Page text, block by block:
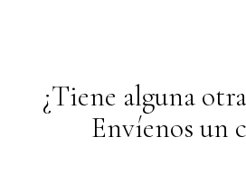
¿Tiene alguna
Envíenos un